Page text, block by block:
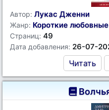
Автор: Лукас Дженни
Жанр: Короткие
Страниц: 49
Дата добавления: 26-07-
Читать